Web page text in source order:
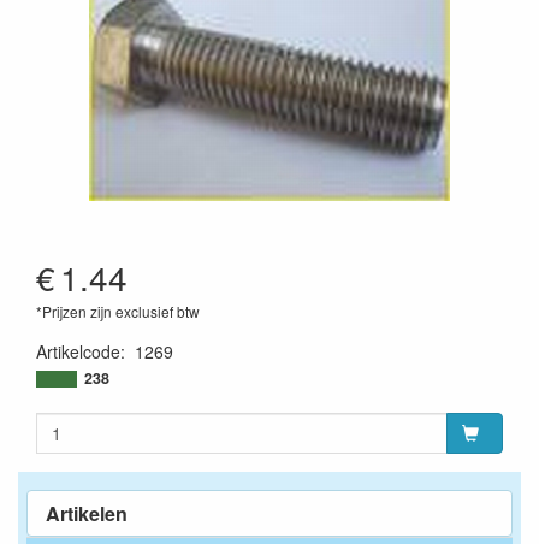
Artikelen
€1.44
*Prijzen zijn exclusief btw
Artikelcode: 1269
238